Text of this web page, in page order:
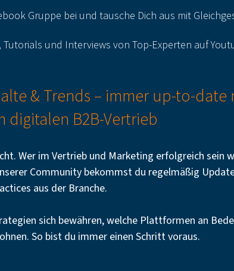
Gruppe bei und tausche Dich aus mit
Tutorials und Interviews von Top-Experten auf
& Trends – immer up-to-date
digitalen B2B-Vertrieb
Wer im Vertrieb und Marketing erfolgreich sein
Community bekommst du regelmäßig
aus der Branche.
sich bewähren, welche Plattformen an
So bist du immer einen Schritt voraus.